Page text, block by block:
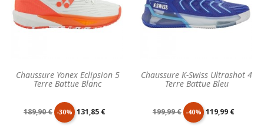
Chaussure Yonex Eclipsion 5
Terre Battue Blanc
Prix
189,90 € -30% Prix
131,85 €
Chaussure K-Swiss Ultrashot 4
Terre Battue Bleu
Prix
199,99 € -40% Prix
119,99 €